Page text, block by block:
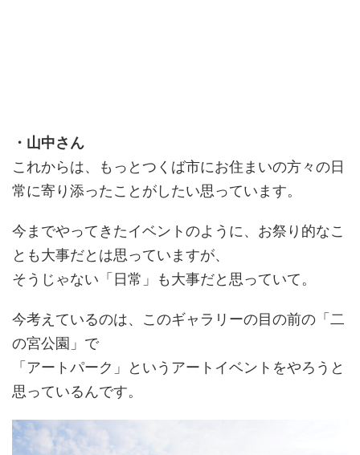
・山中さん
これからは、もっとつくば市にお住まいの方々の日
常に寄り添ったことがしたい思っています。
今までやってきたイベントのように、お祭り的なこ
とも大事だとは思っていますが、
そうじゃない「日常」も大事だと思っていて。
今考えているのは、このギャラリーの目の前の「二
の宮公園」で
「アートパーク」というアートイベントをやろうと
思っているんです。